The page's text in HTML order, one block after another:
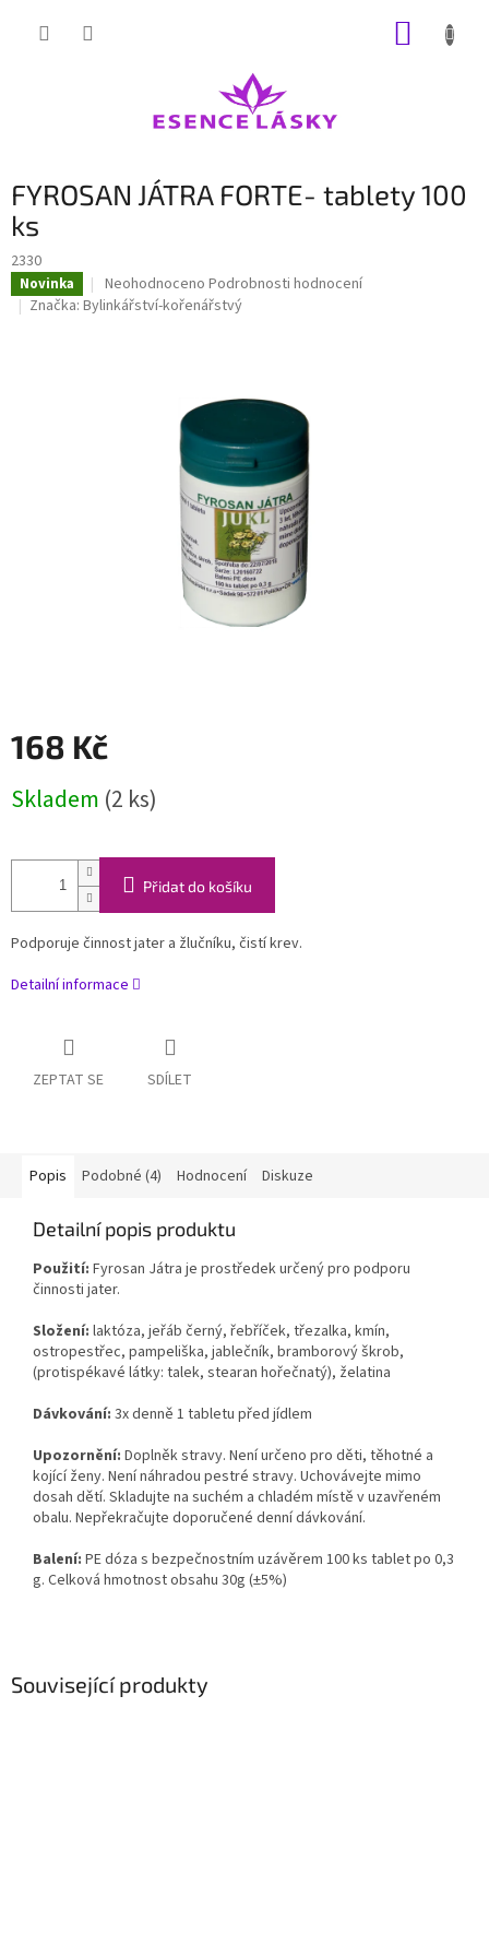
FYROSAN JÁTRA FORTE- tablety 100
ks
2330
Novinka
Průměrné
hodnocení
Neohodnoceno Podrobnosti hodnocení
Značka: Bylinkářství-kořenářstvý
168 Kč
cena:
Skladem (2 ks)
Přidat do košíku
Podporuje činnost jater a žlučníku, čistí krev.
Detailní informace
ZEPTAT SE SDÍLET
Související produkty
Popis Podobné (4) Hodnocení Diskuze
Detailní popis produktu
Použití: Fyrosan Játra je prostředek určený pro podporu
činnosti jater.
Složení: laktóza, jeřáb černý, řebříček, třezalka, kmín,
ostropestřec, pampeliška, jablečník, bramborový škrob,
(protispékavé látky: talek, stearan hořečnatý), želatina
Dávkování: 3x denně 1 tabletu před jídlem
Upozornění: Doplněk stravy. Není určeno pro děti, těhotné a
kojící ženy. Není náhradou pestré stravy. Uchovávejte mimo
dosah dětí. Skladujte na suchém a chladém místě v uzavřeném
obalu. Nepřekračujte doporučené denní dávkování.
Balení: PE dóza s bezpečnostním uzávěrem 100 ks tablet po 0,3
g. Celková hmotnost obsahu 30g (±5%)